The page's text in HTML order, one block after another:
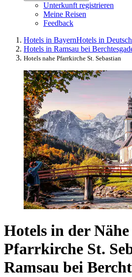
Unterkunft registrieren
Meine Reisen
Feedback
Hotels in BayernHotels in
Hotels in Ramsau bei
Hotels nahe Pfarrkirche St. Sebastian
Hotels in der
Pfarrkirche St.
Ramsau bei